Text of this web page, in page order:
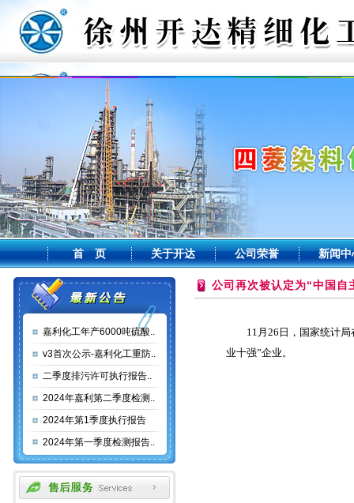
首 页 关于开达 公司荣誉 新闻中
嘉利化工年产6000吨硫酸..
v3首次公示-嘉利化工重防..
二季度排污许可执行报告..
2024年嘉利第二季度检测..
2024年第1季度执行报告
2024年第一季度检测报告..
公司再次被认定为“中国自
11月26日，国家统计局
业十强”企业。